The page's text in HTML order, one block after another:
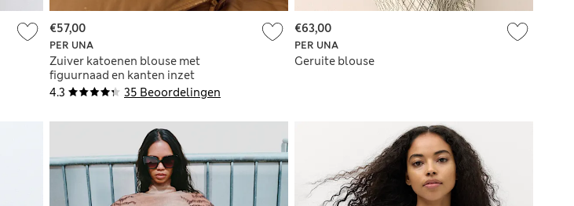
4.3 35 Beoordelingen
PER UNA
Zuiver katoenen blouse met
figuurnaad en kanten inzet
€57,00
PER UNA
Geruite blouse
€63,00